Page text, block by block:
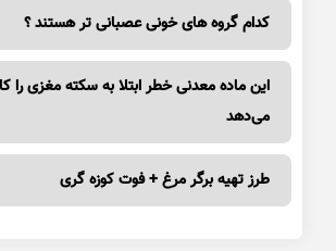
کدام گروه های خونی عصبانی تر هستند ؟
این ماده معدنی خطر ابتلا به سکته مغزی
می‌دهد
طرز تهیه برگر مرغ + فوت کوزه گری